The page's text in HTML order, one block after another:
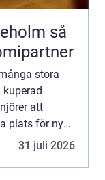
så
stora
att
plats för ny
och
31 juli 2026